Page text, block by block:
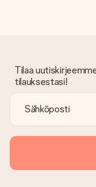
Tilaa
tilauksestasi!